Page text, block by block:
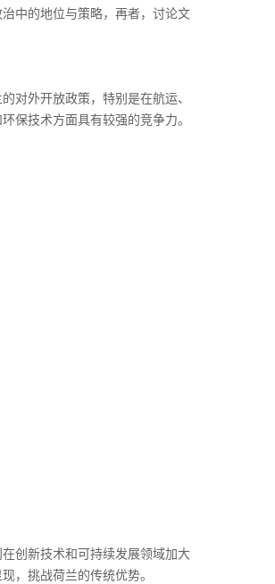
中的地位与策略，再者，讨论文
对外开放政策，特别是在航运、
保技术方面具有较强的竞争力。
创新技术和可持续发展领域加大
，挑战荷兰的传统优势。